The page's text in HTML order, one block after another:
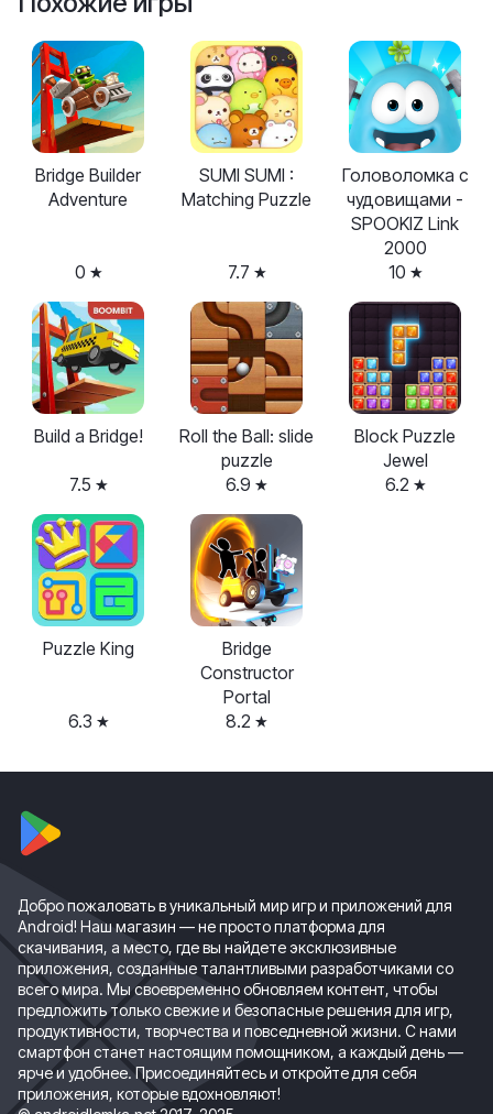
Bridge Builder
Adventure
0
SUMI SUMI :
Matching Puzzle
7.7
Головоломка с
чудовищами -
SPOOKIZ Link
2000
10
Build a Bridge!
7.5
Roll the Ball: slide
puzzle
6.9
Block Puzzle
Jewel
6.2
Puzzle King
6.3
Bridge
Constructor
Portal
8.2
Добро пожаловать в уникальный мир игр и приложений для
Android! Наш магазин — не просто платформа для
скачивания, а место, где вы найдете эксклюзивные
приложения, созданные талантливыми разработчиками со
всего мира. Мы своевременно обновляем контент, чтобы
предложить только свежие и безопасные решения для игр,
продуктивности, творчества и повседневной жизни. С нами
смартфон станет настоящим помощником, а каждый день —
ярче и удобнее. Присоединяйтесь и откройте для себя
приложения, которые вдохновляют!